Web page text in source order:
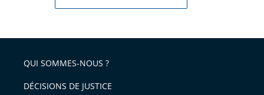
QUI SOMMES-NOUS ?
DÉCISIONS DE JUSTICE